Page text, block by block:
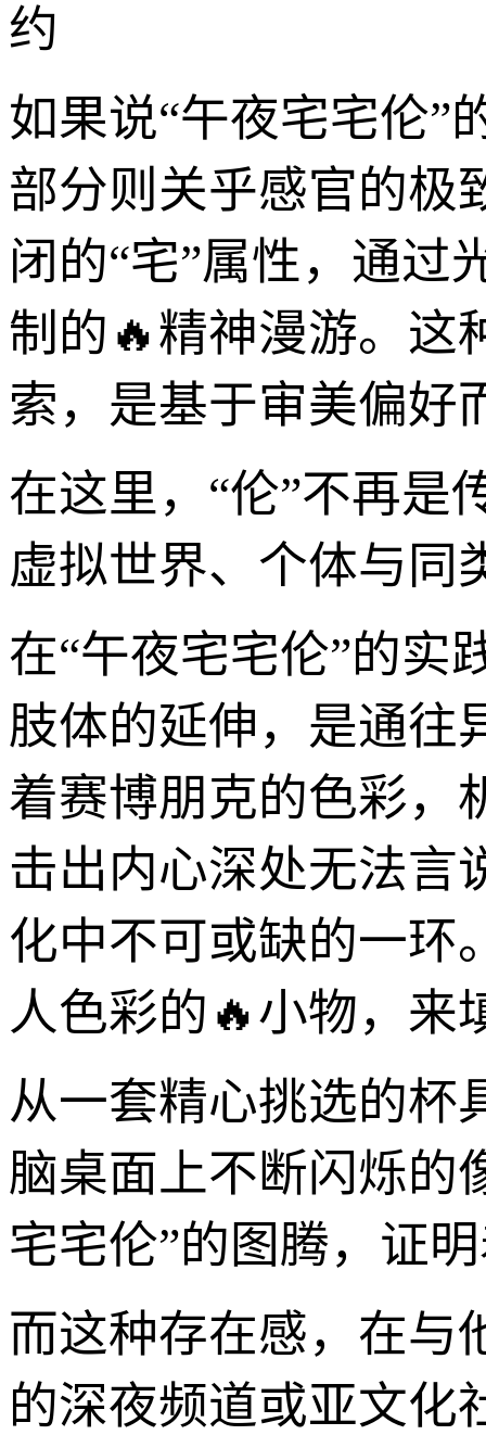
约
如果说“午夜宅宅伦”
部分则关乎感官的极
闭的“宅”属性，通过
制的🔥精神漫游。这
索，是基于审美偏好
在这里，“伦”不再是
虚拟世界、个体与同
在“午夜宅宅伦”的实
肢体的延伸，是通往
着赛博朋克的色彩，
击出内心深处无法言
化中不可或缺的一环
人色彩的🔥小物，来
从一套精心挑选的杯
脑桌面上不断闪烁的
宅宅伦”的图腾，证
而这种存在感，在与
的深夜频道或亚文化